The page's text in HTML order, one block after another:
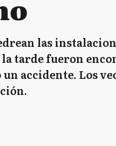
las
la tarde fueron
accidente. Los